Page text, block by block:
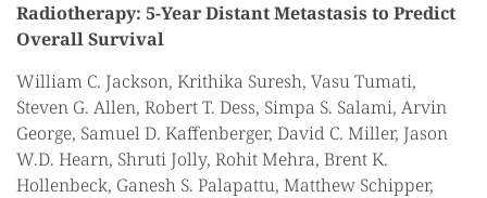
Radiotherapy: 5-Year Distant Metastasis to Predict
Overall Survival
William C. Jackson, Krithika Suresh, Vasu Tumati,
Steven G. Allen, Robert T. Dess, Simpa S. Salami, Arvin
George, Samuel D. Kaffenberger, David C. Miller, Jason
W.D. Hearn, Shruti Jolly, Rohit Mehra, Brent K.
Hollenbeck, Ganesh S. Palapattu, Matthew Schipper,